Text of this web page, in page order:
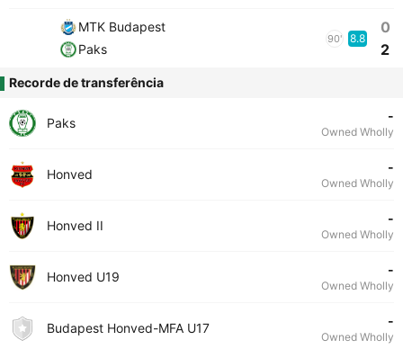
MTK Budapest
Paks
90' 8.8
0
2
Recorde de transferência
Paks -
Owned Wholly
Honved -
Owned Wholly
Honved II -
Owned Wholly
Honved U19 -
Owned Wholly
Budapest Honved-MFA U17 -
Owned Wholly